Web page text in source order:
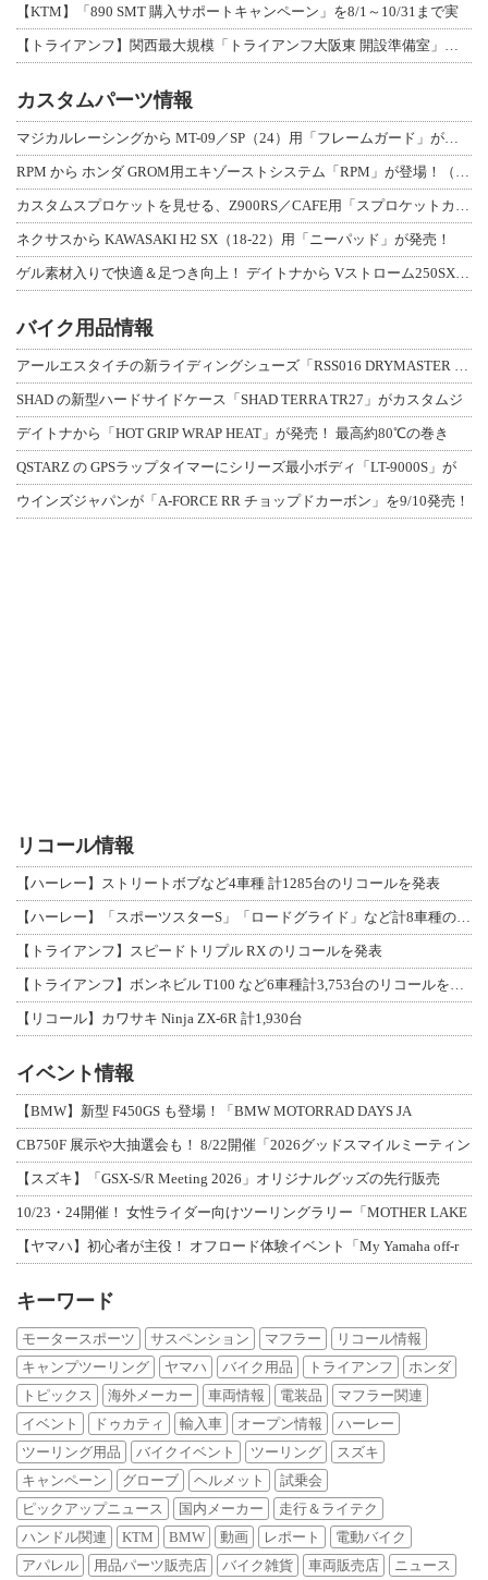
【KTM】「890 SMT 購入サポートキャンペーン」を8/1～10/31まで実
カスタムパーツ情報
ネクサスから KAWASAKI H2 SX（18-22）用「ニーパッド」が発売！
バイク用品情報
SHAD の新型ハードサイドケース「SHAD TERRA TR27」がカスタムジ
デイトナから「HOT GRIP WRAP HEAT」が発売！ 最高約80℃の巻き
QSTARZ の GPSラップタイマーにシリーズ最小ボディ「LT-9000S」が
ウインズジャパンが「A-FORCE RR チョップドカーボン」を9/10発売！
リコール情報
【ハーレー】ストリートボブなど4車種 計1285台のリコールを発表
【トライアンフ】スピードトリプル RX のリコールを発表
【リコール】カワサキ Ninja ZX-6R 計1,930台
イベント情報
【BMW】新型 F450GS も登場！「BMW MOTORRAD DAYS JA
CB750F 展示や大抽選会も！ 8/22開催「2026グッドスマイルミーティン
【スズキ】「GSX-S/R Meeting 2026」オリジナルグッズの先行販売
10/23・24開催！ 女性ライダー向けツーリングラリー「MOTHER LAKE
【ヤマハ】初心者が主役！ オフロード体験イベント「My Yamaha off-r
キーワード
モータースポーツ サスペンション マフラー
リコール情報
キャンプツーリング
ヤマハ バイク用品 トライアンフ
ホンダ
トピックス
海外メーカー 車両情報 電装品
マフラー関連
イベント
ドゥカティ 輸入車 オープン情報
ハーレー
ツーリング用品
バイクイベント ツーリング
スズキ
キャンペーン
グローブ ヘルメット
試乗会
ピックアップニュース
国内メーカー
走行＆ライテク
ハンドル関連
KTM BMW 動画 レポート
電動バイク
アパレル
用品パーツ販売店 バイク雑貨 車両販売店 ニュース